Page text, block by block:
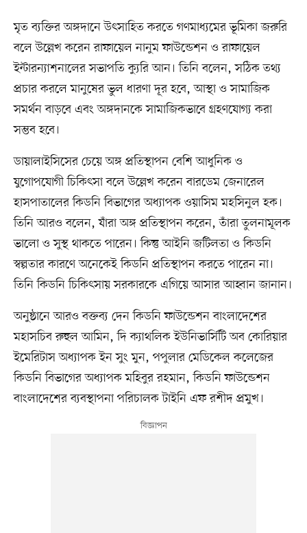
মৃত ব্যক্তির অঙ্গদানে উৎসাহিত করতে গণমাধ্যমের ভূমিকা জরুরি
বলে উল্লেখ করেন রাফায়েল নানুম ফাউন্ডেশন ও রাফায়েল
ইন্টারন্যাশনালের সভাপতি ক্যুরি আন। তিনি বলেন, সঠিক তথ্য
প্রচার করলে মানুষের ভুল ধারণা দূর হবে, আস্থা ও সামাজিক
সমর্থন বাড়বে এবং অঙ্গদানকে সামাজিকভাবে গ্রহণযোগ্য করা
সম্ভব হবে।
ডায়ালাইসিসের চেয়ে অঙ্গ প্রতিস্থাপন বেশি আধুনিক ও
যুগোপযোগী চিকিৎসা বলে উল্লেখ করেন বারডেম জেনারেল
হাসপাতালের কিডনি বিভাগের অধ্যাপক ওয়াসিম মহসিনুল হক।
তিনি আরও বলেন, যাঁরা অঙ্গ প্রতিস্থাপন করেন, তাঁরা তুলনামূলক
ভালো ও সুস্থ থাকতে পারেন। কিন্তু আইনি জটিলতা ও কিডনি
স্বল্পতার কারণে অনেকেই কিডনি প্রতিস্থাপন করতে পারেন না।
তিনি কিডনি চিকিৎসায় সরকারকে এগিয়ে আসার আহ্বান জানান।
অনুষ্ঠানে আরও বক্তব্য দেন কিডনি ফাউন্ডেশন বাংলাদেশের
মহাসচিব রুহুল আমিন, দি ক্যাথলিক ইউনিভার্সিটি অব কোরিয়ার
ইমেরিটাস অধ্যাপক ইন সুং মুন, পপুলার মেডিকেল কলেজের
কিডনি বিভাগের অধ্যাপক মহিবুর রহমান, কিডনি ফাউন্ডেশন
বাংলাদেশের ব্যবস্থাপনা পরিচালক টাইনি এফ রশীদ প্রমুখ।